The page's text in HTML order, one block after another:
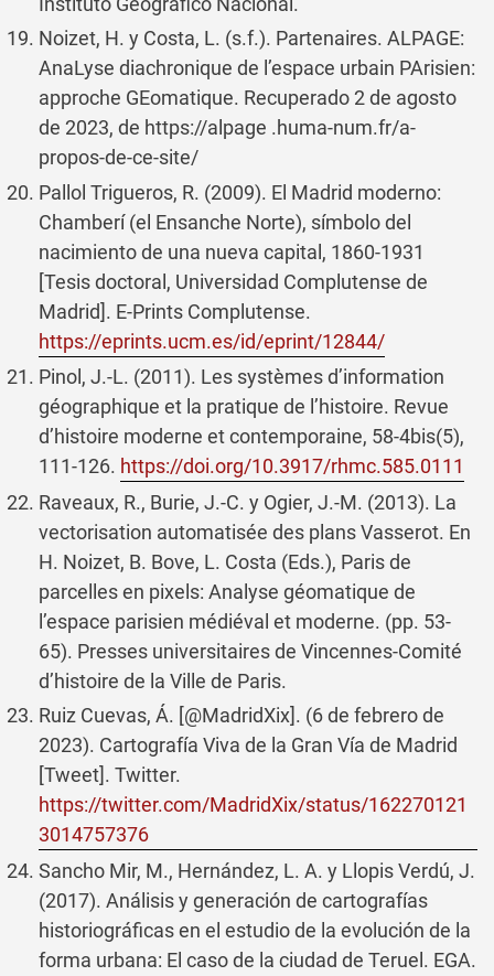
Noizet, H. y Costa, L. (s.f.). Partenaires. ALPAGE:
AnaLyse diachronique de l’espace urbain PArisien:
approche GEomatique. Recuperado 2 de agosto
de 2023, de https://alpage .huma-num.fr/a-
propos-de-ce-site/
Pallol Trigueros, R. (2009). El Madrid moderno:
Chamberí (el Ensanche Norte), símbolo del
nacimiento de una nueva capital, 1860-1931
[Tesis doctoral, Universidad Complutense de
Madrid]. E-Prints Complutense.
https://eprints.ucm.es/id/eprint/12844/
Pinol, J.-L. (2011). Les systèmes d’information
géographique et la pratique de l’histoire. Revue
d’histoire moderne et contemporaine, 58-4bis(5),
111-126. https://doi.org/10.3917/rhmc.585.0111
Raveaux, R., Burie, J.-C. y Ogier, J.-M. (2013). La
vectorisation automatisée des plans Vasserot. En
H. Noizet, B. Bove, L. Costa (Eds.), Paris de
parcelles en pixels: Analyse géomatique de
l’espace parisien médiéval et moderne. (pp. 53-
65). Presses universitaires de Vincennes-Comité
d’histoire de la Ville de Paris.
Ruiz Cuevas, Á. [@MadridXix]. (6 de febrero de
2023). Cartografía Viva de la Gran Vía de Madrid
[Tweet]. Twitter.
https://twitter.com/MadridXix/status/162270121
3014757376
Sancho Mir, M., Hernández, L. A. y Llopis Verdú, J.
(2017). Análisis y generación de cartografías
historiográficas en el estudio de la evolución de la
forma urbana: El caso de la ciudad de Teruel. EGA.